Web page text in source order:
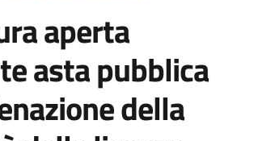
aperta
asta pubblica
della